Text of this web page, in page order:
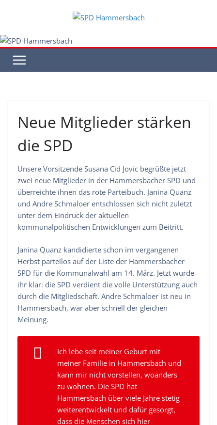
Neue Mitglieder stärken
die SPD
Unsere Vorsitzende Susana Cid Jovic begrüßte jetzt
zwei neue Mitglieder in der Hammersbacher SPD und
überreichte ihnen das rote Parteibuch. Janina Quanz
und Andre Schmaloer entschlossen sich nicht zuletzt
unter dem Eindruck der aktuellen
kommunalpolitischen Entwicklungen zum Beitritt.
Janina Quanz kandidierte schon im vergangenen
Herbst parteilos auf der Liste der Hammersbacher
SPD für die Kommunalwahl am 14. März. Jetzt wurde
ihr klar: die SPD verdient die volle Unterstützung auch
durch die Mitgliedschaft. Andre Schmaloer ist neu in
Hammersbach, war aber schnell der gleichen
Meinung.
Ich lebe seit meiner Geburt mit
meiner Familie in Hammersbach und
kann mir nicht vorstellen, woanders
zu wohnen. Die SPD hat
Hammersbach über viele Jahre stetig
weiterentwickelt und dafür gesorgt,
dass die Menschen sich hier